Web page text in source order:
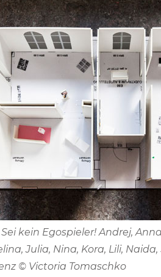
kein Egospieler! Andrej,
Julia, Nina, Kora, Lili,
© Victoria Tomaschko